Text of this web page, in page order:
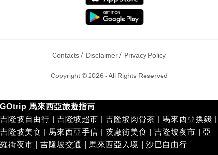
Contacts/ Disclaimer/ Privacy Policy
Copyright © 2026 - All Rights Reserved
GOtrip 馬來西亞旅遊指南
吉隆坡自由行
吉隆坡超市 吉隆坡肉骨茶 馬來西亞換錢
吉隆坡美食
馬來西亞手信 茨廠街美食 吉隆坡夜市
亞
羅街夜市
吉隆坡交通 馬來西亞入境 沙巴自由行